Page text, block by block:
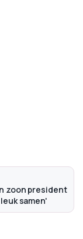
zoon president
samen'